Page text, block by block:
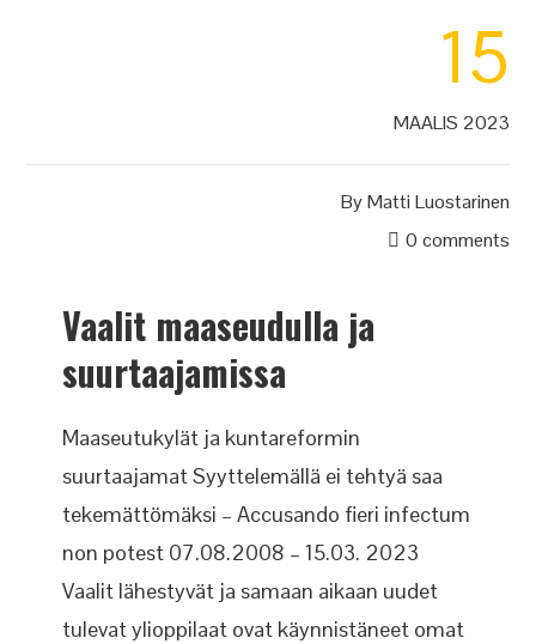
15
MAALIS 2023
ByMatti Luostarinen
0 comments
Vaalit maaseudulla ja
suurtaajamissa
Maaseutukylät ja kuntareformin
suurtaajamat Syyttelemällä ei tehtyä saa
tekemättömäksi – Accusando fieri infectum
non potest 07.08.2008 – 15.03. 2023
Vaalit lähestyvät ja samaan aikaan uudet
tulevat ylioppilaat ovat käynnistäneet omat